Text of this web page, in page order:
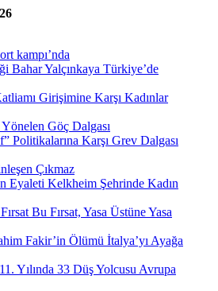
kampı’nda
Bahar Yalçınkaya Türkiye’de
Girişimine Karşı Kadınlar
Yönelen Göç Dalgası
Politikalarına Karşı Grev Dalgası
Çıkmaz
Eyaleti Kelkheim Şehrinde Kadın
Bu Fırsat, Yasa Üstüne Yasa
Fakir’in Ölümü İtalya’yı Ayağa
Yılında 33 Düş Yolcusu Avrupa